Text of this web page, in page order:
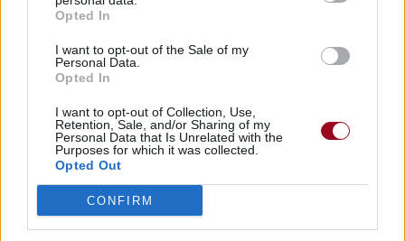
Opted In
I want to opt-out of the Sale of my
Personal Data.
Opted In
I want to opt-out of Collection, Use,
Retention, Sale, and/or Sharing of my
Personal Data that Is Unrelated with the
Purposes for which it was collected.
Opted Out
CONFIRM